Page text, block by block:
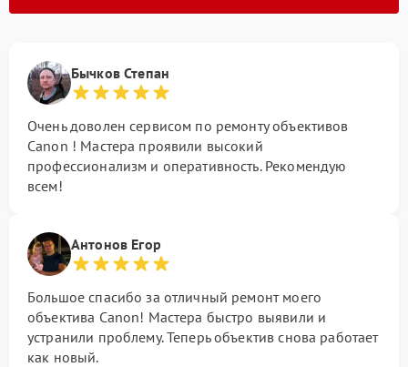
Бычков Степан
Очень доволен сервисом по ремонту объективов
Canon ! Мастера проявили высокий
профессионализм и оперативность. Рекомендую
всем!
Антонов Егор
Большое спасибо за отличный ремонт моего
объектива Canon! Мастера быстро выявили и
устранили проблему. Теперь объектив снова работает
как новый.